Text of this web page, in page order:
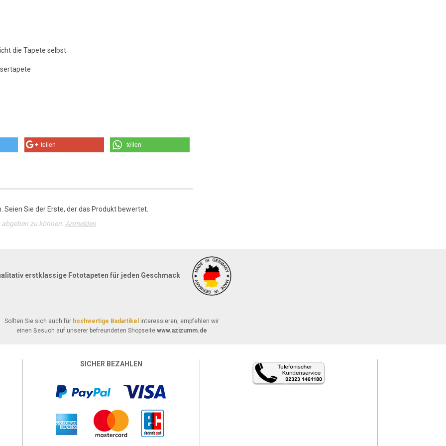
die Tapete selbst
teilen teilen
Sie der Erste, der das Produkt bewertet.
zu können. Anmelden
erstklassige Fototapeten für jeden Geschmack
Sollten Sie sich auch für hochwertige Badartikel interessieren, empfehlen wir
einen Besuch auf unserer befreundeten Shopseite www.azizumm.de
SICHER BEZAHLEN